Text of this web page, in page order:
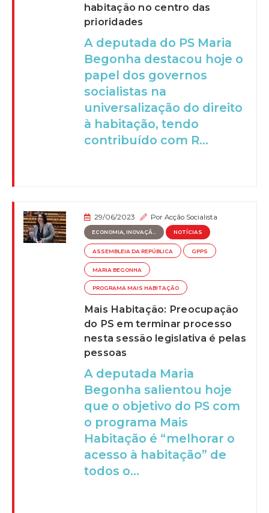
habitação no centro das
prioridades
A deputada do PS Maria
Begonha destacou hoje o
papel dos governos
socialistas na
universalização do direito
à habitação, tendo
contribuído com R...
29/06/2023 PorAcção Socialista
ECONOMIA, INOVAÇÃ... NOTÍCIAS
ASSEMBLEIA DA REPÚBLICA GPPS
MARIA BEGONHA
PROGRAMA MAIS HABITAÇÃO
Mais Habitação: Preocupação
do PS em terminar processo
nesta sessão legislativa é pelas
pessoas
A deputada Maria
Begonha salientou hoje
que o objetivo do PS com
o programa Mais
Habitação é “melhorar o
acesso à habitação” de
todos o...